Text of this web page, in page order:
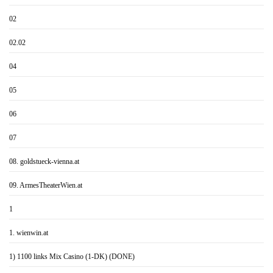
02
02.02
04
05
06
07
08. goldstueck-vienna.at
09. ArmesTheaterWien.at
1
1. wienwin.at
1) 1100 links Mix Casino (1-DK) (DONE)